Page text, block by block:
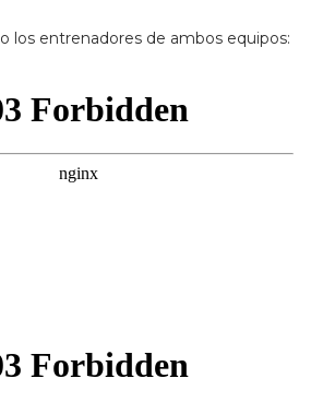
los entrenadores de ambos equipos: